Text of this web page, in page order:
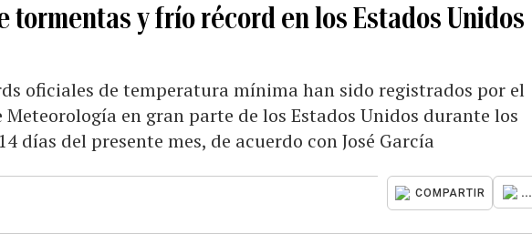
tormentas y frío récord en los Estados Unidos
oficiales de temperatura mínima han sido registrados por el
Meteorología en gran parte de los Estados Unidos durante los
días del presente mes, de acuerdo con José García
COMPARTIR ...